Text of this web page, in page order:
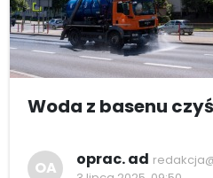
Woda z basenu
OA oprac. ad